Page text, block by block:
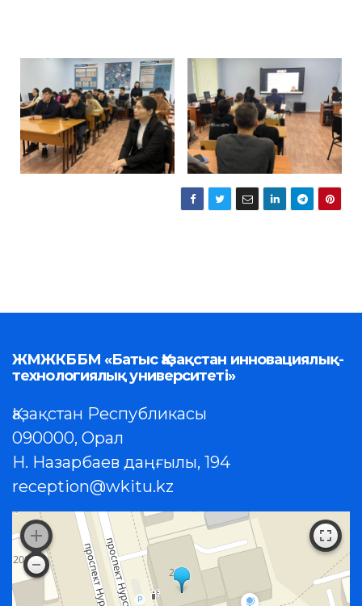
ЖМЖКББМ «Батыс Қазақстан инновациялық-
технологиялық университеті»
Қазақстан Республикасы
090000, Орал
Н. Назарбаев даңғылы, 194
reception@wkitu.kz